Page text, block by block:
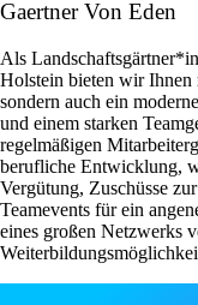
Gaertner Von Eden
Als
Holstein bieten wir Ihnen
sondern auch ein
und einem starken
regelmäßigen
berufliche Entwicklung,
Vergütung, Zuschüsse
Teamevents für ein
eines großen Netzwerks